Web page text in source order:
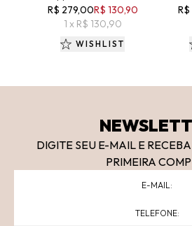
R$ 279,00R$ 130,90
1 x R$ 130,90
WISHLIST
DIGITE SEU E-MAIL E RECEBA
PRIMEIRA